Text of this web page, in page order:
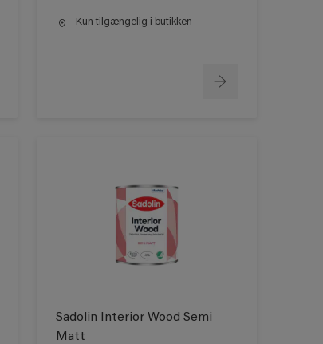
Kun tilgængelig i butikken
Sadolin Interior Wood Semi
Matt